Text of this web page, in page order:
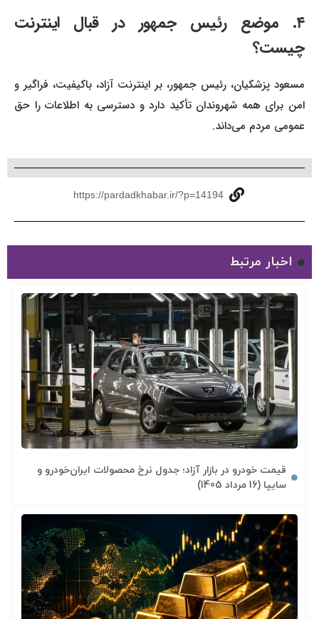
۴. موضع رئیس جمهور در قبال اینترنت
چیست؟
مسعود پزشکیان، رئیس جمهور، بر اینترنت آزاد، باکیفیت، فراگیر و
امن برای همه شهروندان تأکید دارد و دسترسی به اطلاعات را حق
عمومی مردم می‌داند.
https://pardadkhabar.ir/?p=14194
اخبار مرتبط
قیمت خودرو در بازار آزاد؛ جدول نرخ محصولات ایران‌خودرو و
سایپا (16 مرداد 1405)